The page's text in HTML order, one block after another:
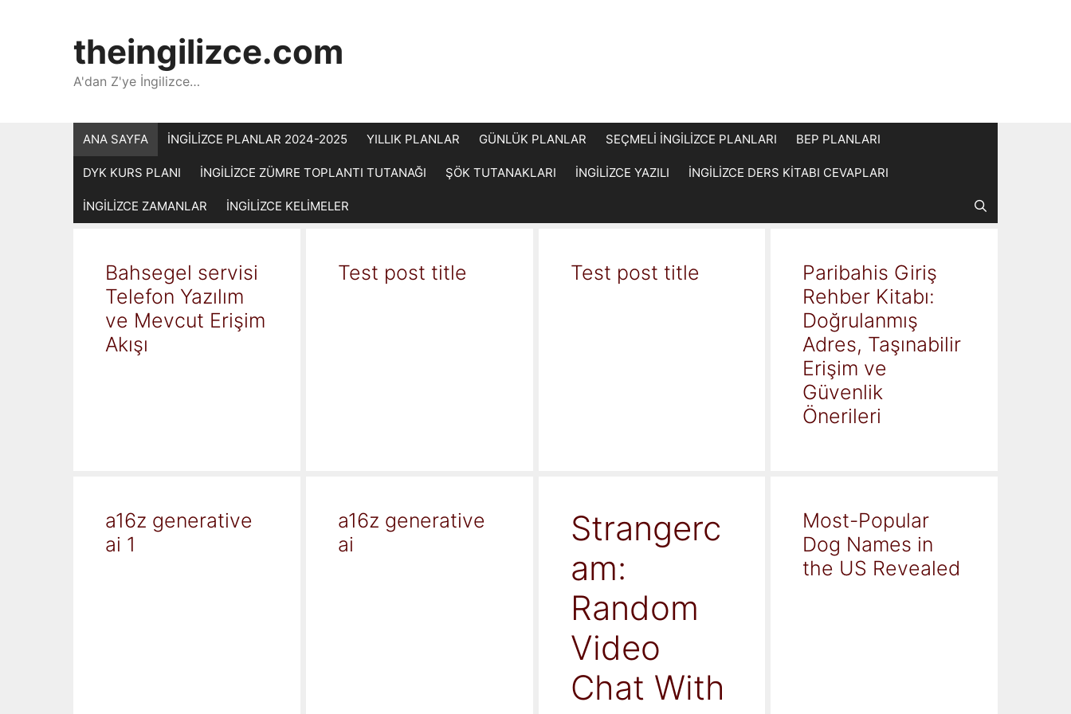
theingilizce.com
A'dan Z'ye İngilizce…
ANA SAYFA İNGİLİZCE PLANLAR 2024-2025 YILLIK PLANLAR GÜNLÜK PLANLAR SEÇMELİ İNGİLİZCE PLANLARI BEP PLANLARI
DYK KURS PLANI İNGİLİZCE ZÜMRE TOPLANTI TUTANAĞI ŞÖK TUTANAKLARI İNGİLİZCE YAZILI İNGİLİZCE DERS KİTABI CEVAPLARI
İNGİLİZCE ZAMANLAR İNGİLİZCE KELİMELER
Bahsegel servisi
Telefon Yazılım
ve Mevcut Erişim
Akışı
Test post title Test post title
Paribahis Giriş
Rehber Kitabı:
Doğrulanmış
Adres, Taşınabilir
Erişim ve
Güvenlik
Önerileri
a16z generative
ai 1
a16z generative
ai
Strangerc
am:
Random
Video
Chat With
Most-Popular
Dog Names in
the US Revealed